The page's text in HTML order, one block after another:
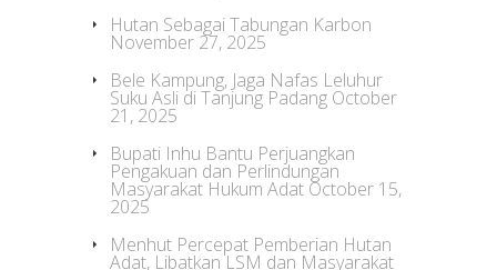
Hutan Sebagai Tabungan Karbon
November 27, 2025
Bele Kampung, Jaga Nafas Leluhur
Suku Asli di Tanjung Padang October
21, 2025
Bupati Inhu Bantu Perjuangkan
Pengakuan dan Perlindungan
Masyarakat Hukum Adat October 15,
2025
Menhut Percepat Pemberian Hutan
Adat, Libatkan LSM dan Masyarakat